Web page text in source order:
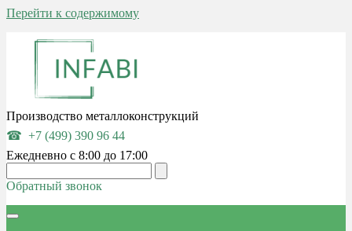
Перейти к содержимому
Производство металлоконструкций
+7 (499) 390 96 44
Ежедневно с 8:00 до 17:00
Обратный звонок